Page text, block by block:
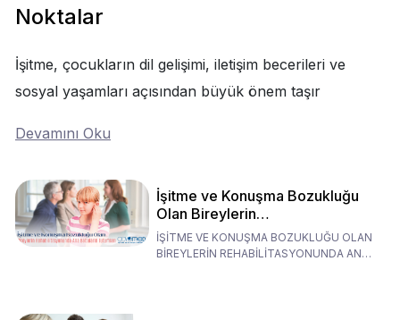
Noktalar
İşitme, çocukların dil gelişimi, iletişim becerileri ve
sosyal yaşamları açısından büyük önem taşır
Devamını Oku
İşitme ve Konuşma Bozukluğu
Olan Bireylerin
Rehabilitasyonunda Ana
Babaların Tutumları
İŞİTME VE KONUŞMA BOZUKLUĞU OLAN
BİREYLERİN REHABİLİTASYONUNDA ANA